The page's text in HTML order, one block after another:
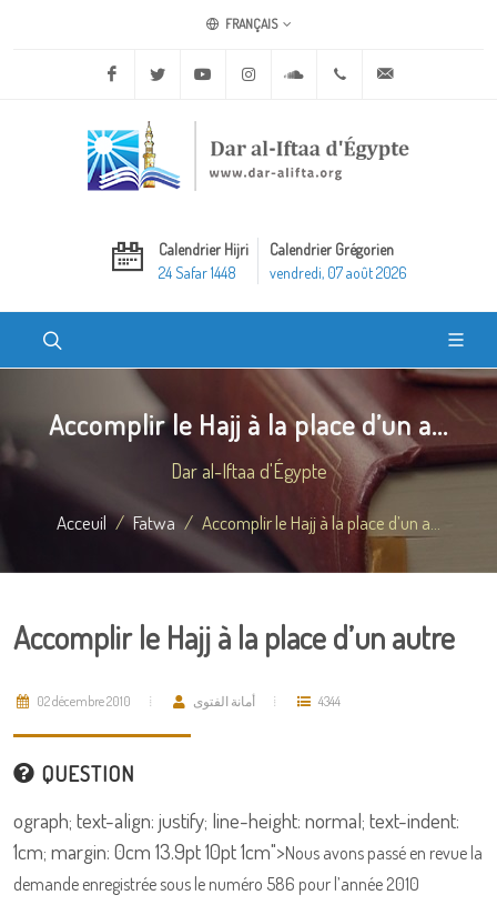
FRANÇAIS
Facebook Twitter Youtube Instagram Soundcloud+20 2 25970400
Calendrier Hijri
24 Safar 1448
Calendrier Grégorien
vendredi, 07 août 2026
Accomplir le Hajj à la place d’un a...
Dar al-Iftaa d'Égypte
Acceuil Fatwa Accomplir le Hajj à la place d’un a...
Accomplir le Hajj à la place d’un autre
02 décembre 2010 أمانة الفتوى 4344
QUESTION
ograph; text-align: justify; line-height: normal; text-indent:
1cm; margin: 0cm 13.9pt 10pt 1cm">Nous avons passé en revue la
demande enregistrée sous le numéro 586 pour l’année 2010